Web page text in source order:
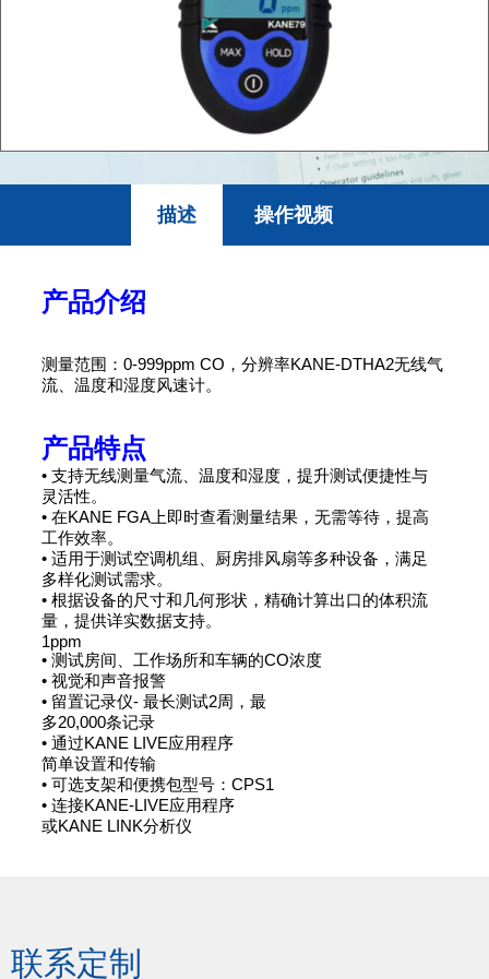
描述 操作视频
产品介绍
测量范围：0-999ppm CO，分辨率KANE-DTHA2无线气
流、温度和湿度风速计。
产品特点
• 支持无线测量气流、温度和湿度，提升测试便捷性与
灵活性。
• 在KANE FGA上即时查看测量结果，无需等待，提高
工作效率。
• 适用于测试空调机组、厨房排风扇等多种设备，满足
多样化测试需求。
• 根据设备的尺寸和几何形状，精确计算出口的体积流
量，提供详实数据支持。
1ppm
• 测试房间、工作场所和车辆的CO浓度
• 视觉和声音报警
• 留置记录仪- 最长测试2周，最
多20,000条记录
• 通过KANE LIVE应用程序
简单设置和传输
• 可选支架和便携包型号：CPS1
• 连接KANE-LIVE应用程序
或KANE LINK分析仪
联系定制